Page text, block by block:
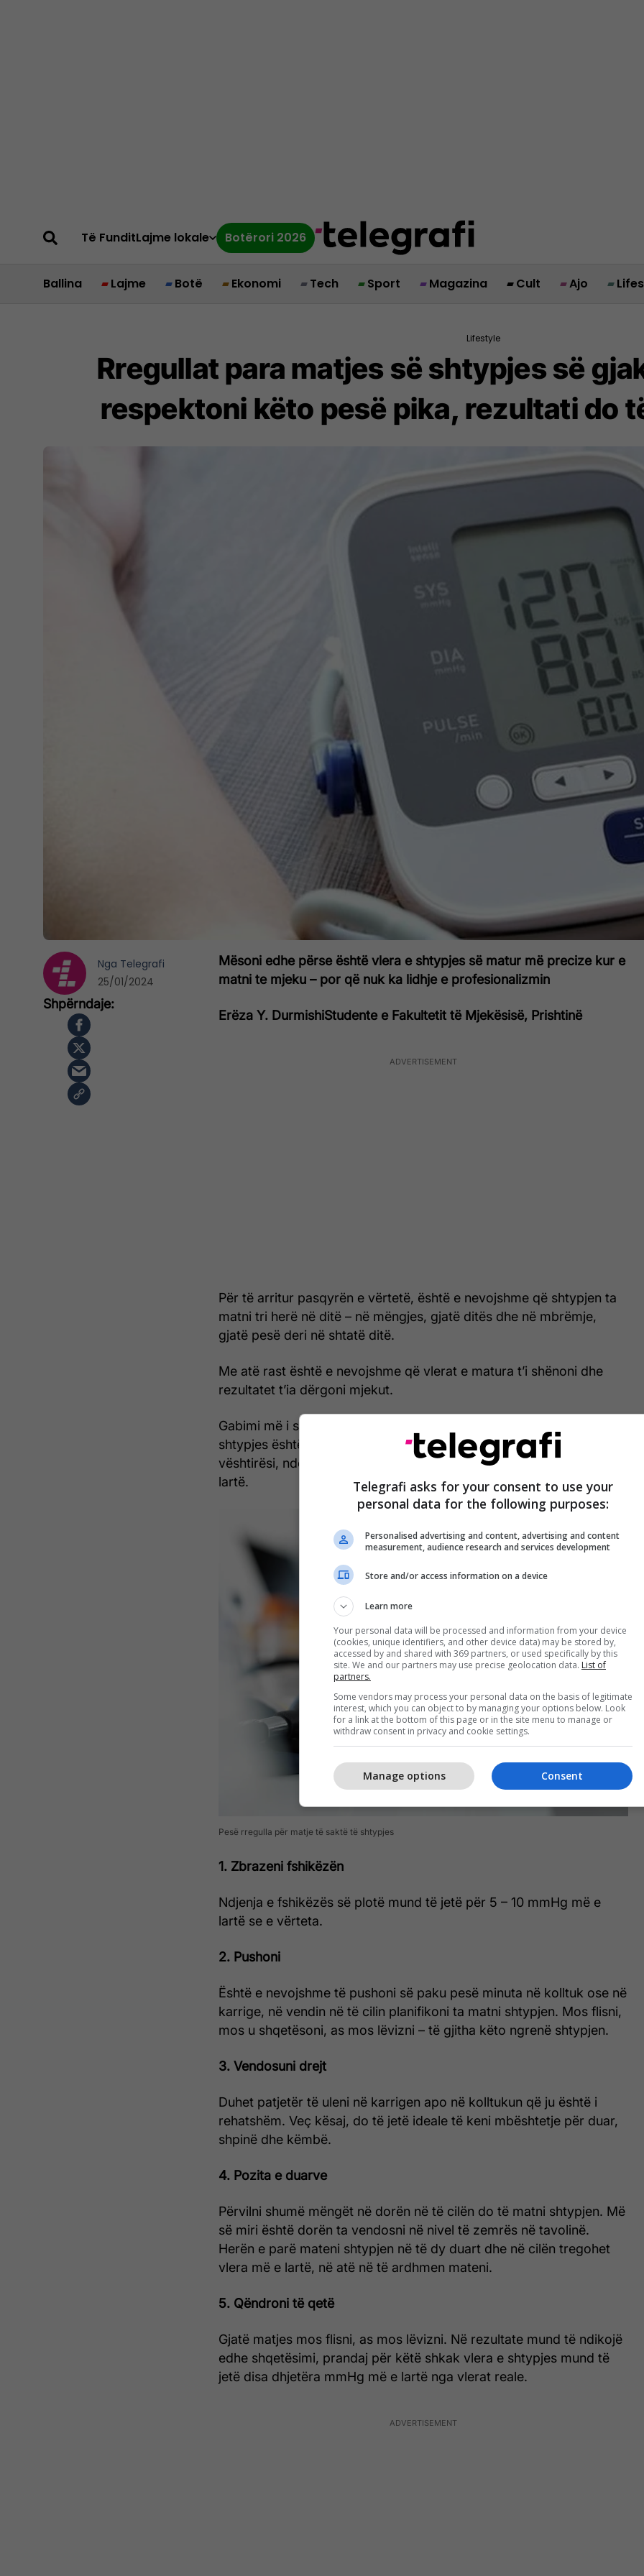
Të FunditLajme lokale Botërori 2026
Ballina Lajme Botë Ekonomi Tech Sport Magazina Cult Ajo
Lifestyle
Rregullat para matjes së shtypjes së
respektoni këto pesë pika, rezultati do
Mësoni edhe përse është vlera e shtypjes së matur më precize kur e
matni te mjeku – por që nuk ka lidhje e profesionalizmin
Erëza Y. DurmishiStudente e Fakultetit të Mjekësisë, Prishtinë
Për të arritur pasqyrën e vërtetë, është e nevojshme që shtypjen ta
matni tri herë në ditë – në mëngjes, gjatë ditës dhe në mbrëmje,
gjatë pesë deri në shtatë ditë.
Me atë rast është e nevojshme që vlerat e matura t’i shënoni dhe
rezultatet t’ia dërgoni mjekut.
Gabimi më i shpeshtë të cilin njerëzit e bëjnë me rastin e matjes së
shtypjes është ajo që më së shpeshti e matin kur ndiejnë ndonjë
vështirësi, ndërkaq atëherë është krejtësisht normale që ai të jetë i
lartë.
Pesë rregulla për matje të saktë të shtypjes
1. Zbrazeni fshikëzën
Ndjenja e fshikëzës së plotë mund të jetë për 5 – 10 mmHg më e
lartë se e vërteta.
2. Pushoni
Është e nevojshme të pushoni së paku pesë minuta në kolltuk ose në
karrige, në vendin në të cilin planifikoni ta matni shtypjen. Mos flisni,
mos u shqetësoni, as mos lëvizni – të gjitha këto ngrenë shtypjen.
3. Vendosuni drejt
Duhet patjetër të uleni në karrigen apo në kolltukun që ju është i
rehatshëm. Veç kësaj, do të jetë ideale të keni mbështetje për duar,
shpinë dhe këmbë.
4. Pozita e duarve
Përvilni shumë mëngët në dorën në të cilën do të matni shtypjen. Më
së miri është dorën ta vendosni në nivel të zemrës në tavolinë.
Herën e parë mateni shtypjen në të dy duart dhe në cilën tregohet
vlera më e lartë, në atë në të ardhmen mateni.
5. Qëndroni të qetë
Gjatë matjes mos flisni, as mos lëvizni. Në rezultate mund të ndikojë
edhe shqetësimi, prandaj për këtë shkak vlera e shtypjes mund të
jetë disa dhjetëra mmHg më e lartë nga vlerat reale.
Nga Telegrafi
25/01/2024
Telegrafi asks for your consent to use your
personal data for the following purposes:
Personalised advertising and content, advertising and content
measurement, audience research and services development
Store and/or access information on a device
Learn more
Your personal data will be processed and information from your device
(cookies, unique identifiers, and other device data) may be stored by,
accessed by and shared with 369 partners, or used specifically by this
site. We and our partners may use precise geolocation data. List of
partners.
Some vendors may process your personal data on the basis of legitimate
interest, which you can object to by managing your options below. Look
for a link at the bottom of this page or in the site menu to manage or
withdraw consent in privacy and cookie settings.
Consent
Manage options